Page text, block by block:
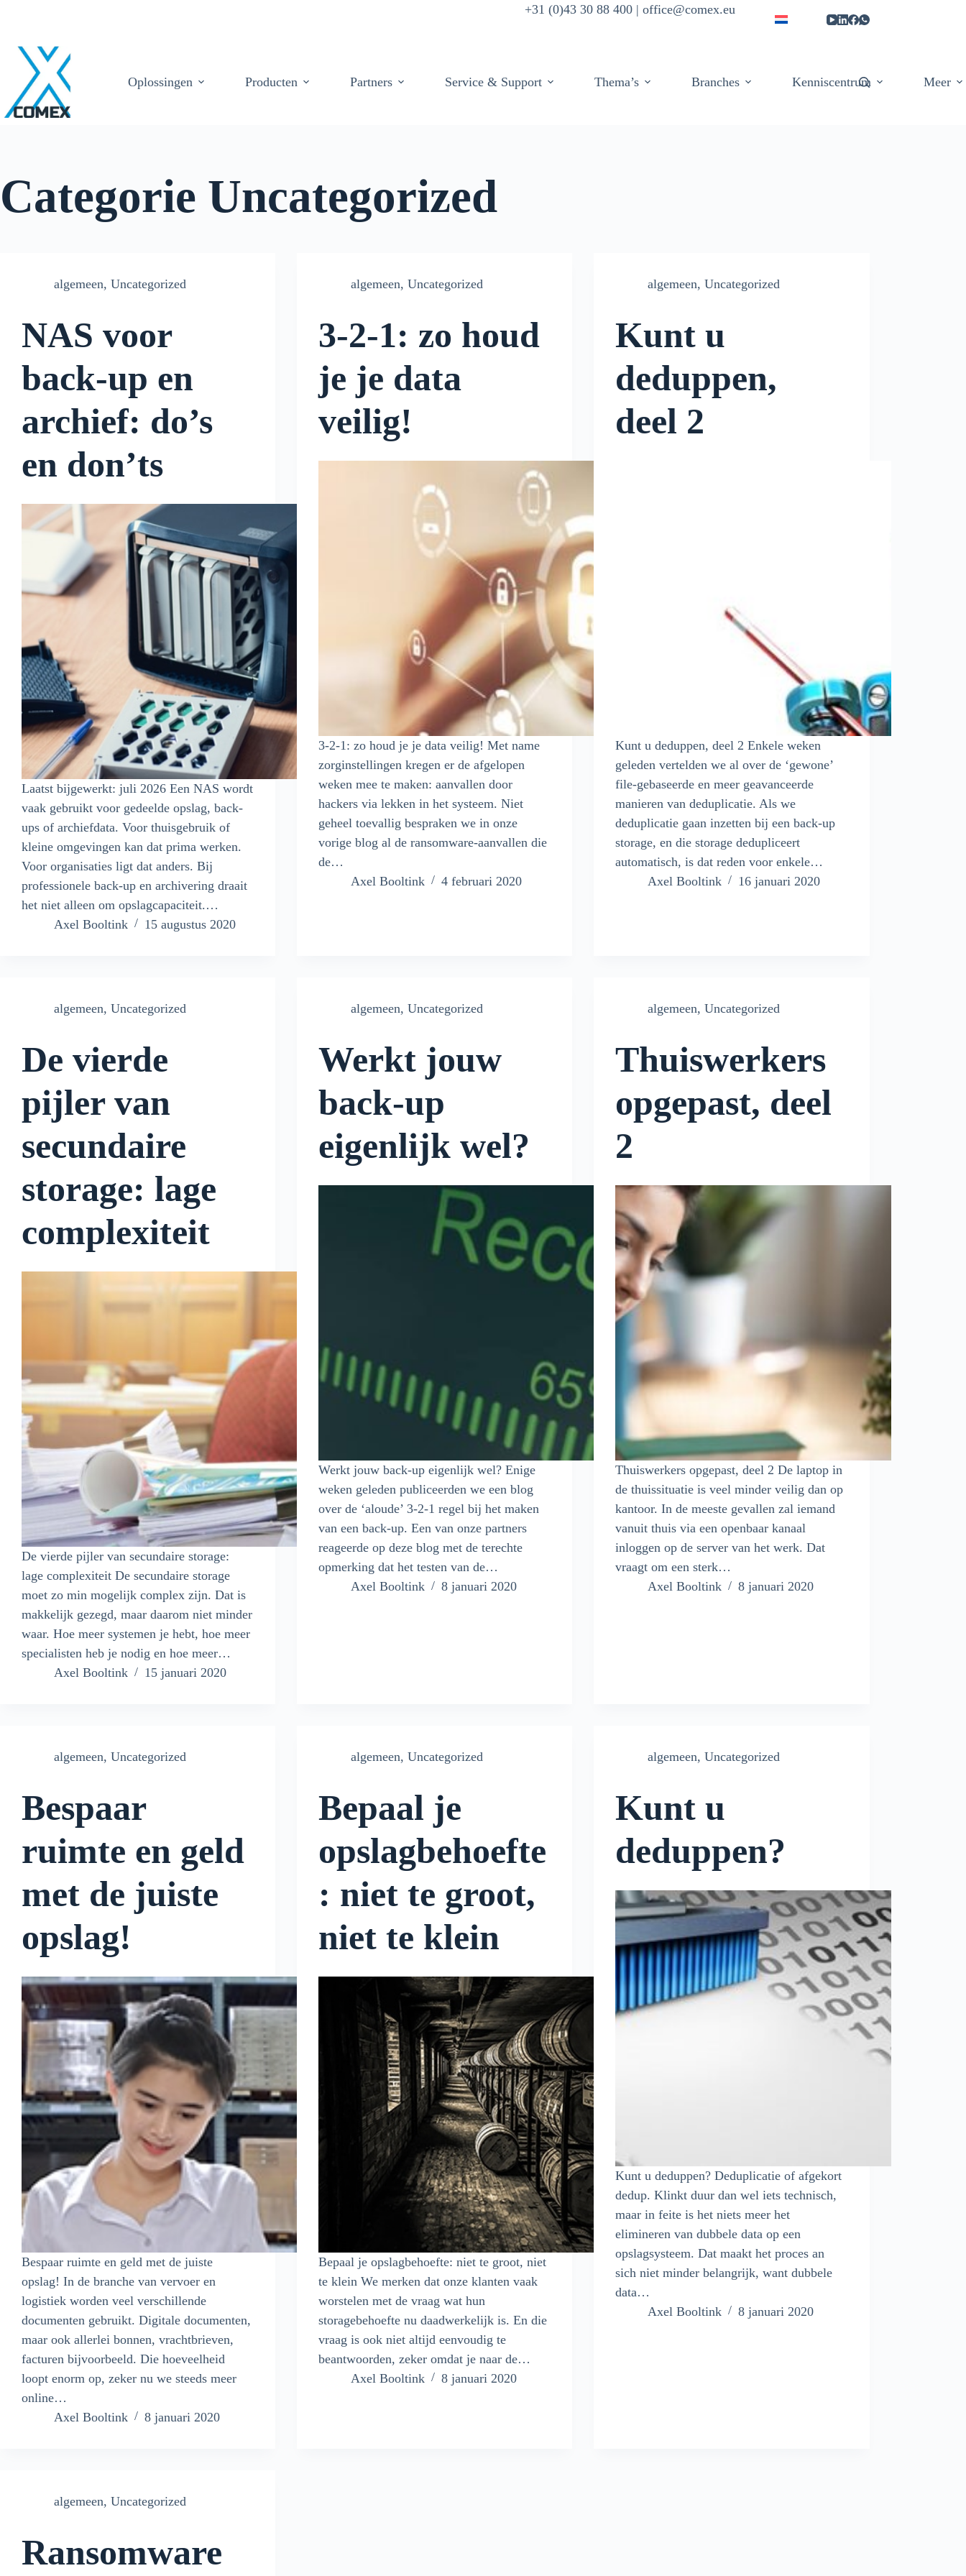
+31 (0)43 30 88 400 | office@comex.eu
Oplossingen Producten Partners Service & Support Thema’s Branches Kenniscentrum Meer
Categorie Uncategorized
algemeen, Uncategorized
NAS voor
back-up en
archief: do’s
en don’ts
Laatst bijgewerkt: juli 2026 Een NAS wordt
vaak gebruikt voor gedeelde opslag, back-
ups of archiefdata. Voor thuisgebruik of
kleine omgevingen kan dat prima werken.
Voor organisaties ligt dat anders. Bij
professionele back-up en archivering draait
het niet alleen om opslagcapaciteit.…
Axel Booltink
15 augustus 2020
algemeen,Uncategorized
3-2-1: zo houd
je je data
veilig!
3-2-1: zo houd je je data veilig! Met name
zorginstellingen kregen er de afgelopen
weken mee te maken: aanvallen door
hackers via lekken in het systeem. Niet
geheel toevallig bespraken we in onze
vorige blog al de ransomware-aanvallen die
de…
Axel Booltink
4 februari 2020
algemeen,Uncategorized
Kunt u
deduppen,
deel 2
Kunt u deduppen, deel 2 Enkele weken
geleden vertelden we al over de ‘gewone’
file-gebaseerde en meer geavanceerde
manieren van deduplicatie. Als we
deduplicatie gaan inzetten bij een back-up
storage, en die storage dedupliceert
automatisch, is dat reden voor enkele…
Axel Booltink
16 januari 2020
algemeen, Uncategorized
De vierde
pijler van
secundaire
storage: lage
complexiteit
De vierde pijler van secundaire storage:
lage complexiteit De secundaire storage
moet zo min mogelijk complex zijn. Dat is
makkelijk gezegd, maar daarom niet minder
waar. Hoe meer systemen je hebt, hoe meer
specialisten heb je nodig en hoe meer…
Axel Booltink
15 januari 2020
algemeen,Uncategorized
Werkt jouw
back-up
eigenlijk wel?
Werkt jouw back-up eigenlijk wel? Enige
weken geleden publiceerden we een blog
over de ‘aloude’ 3-2-1 regel bij het maken
van een back-up. Een van onze partners
reageerde op deze blog met de terechte
opmerking dat het testen van de…
Axel Booltink
8 januari 2020
algemeen,Uncategorized
Thuiswerkers
opgepast, deel
2
Thuiswerkers opgepast, deel 2 De laptop in
de thuissituatie is veel minder veilig dan op
kantoor. In de meeste gevallen zal iemand
vanuit thuis via een openbaar kanaal
inloggen op de server van het werk. Dat
vraagt om een sterk…
Axel Booltink
8 januari 2020
algemeen, Uncategorized
Bespaar
ruimte en geld
met de juiste
opslag!
Bespaar ruimte en geld met de juiste
opslag! In de branche van vervoer en
logistiek worden veel verschillende
documenten gebruikt. Digitale documenten,
maar ook allerlei bonnen, vrachtbrieven,
facturen bijvoorbeeld. Die hoeveelheid
loopt enorm op, zeker nu we steeds meer
online…
Axel Booltink
8 januari 2020
algemeen,Uncategorized
Bepaal je
opslagbehoefte
: niet te groot,
niet te klein
Bepaal je opslagbehoefte: niet te groot, niet
te klein We merken dat onze klanten vaak
worstelen met de vraag wat hun
storagebehoefte nu daadwerkelijk is. En die
vraag is ook niet altijd eenvoudig te
beantwoorden, zeker omdat je naar de…
Axel Booltink
8 januari 2020
algemeen,Uncategorized
Kunt u
deduppen?
Kunt u deduppen? Deduplicatie of afgekort
dedup. Klinkt duur dan wel iets technisch,
maar in feite is het niets meer het
elimineren van dubbele data op een
opslagsysteem. Dat maakt het proces an
sich niet minder belangrijk, want dubbele
data…
Axel Booltink
8 januari 2020
algemeen, Uncategorized
Ransomware